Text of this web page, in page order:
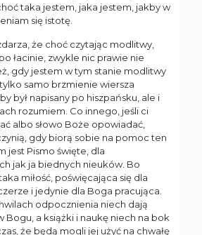
taka jestem, jaka jestem, jakby w
się istotę.
że choć czytając modlitwy,
łacinie, zwykle nic prawie nie
gdy jestem w tym stanie modlitwy
samo brzmienie wiersza
był napisany po hiszpańsku, ale i
rozumiem. Co innego, jeśli ci
albo słowo Boże opowiadać,
gdy biorą sobie na pomoc ten
jest Pismo święte, dla
jak ja biednych nieuków. Bo
miłość, poświęcająca się dla
i jedynie dla Boga pracująca.
odpocznienia niech dają
Bogu, a książki i naukę niech na bok
że będą mogli jej użyć na chwałę